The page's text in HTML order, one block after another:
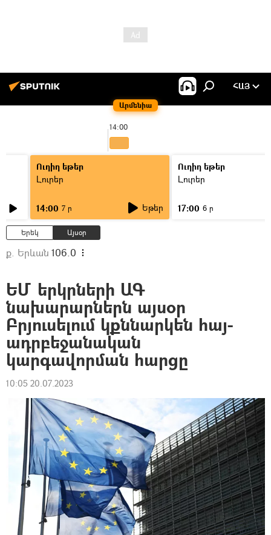
Արմենիա
ՀԱՅ
14:00
Ուղիղ եթեր
Լուրեր
14:00 7 ր Եթեր
Ուղիղ եթեր
Լուրեր
17:00 6 ր
Երեկ Այսօր
ք. Երևան 106.0
ԵՄ երկրների ԱԳ
նախարարներն այսօր
Բրյուսելում կքննարկեն հայ-
ադրբեջանական
կարգավորման հարցը
10:05 20.07.2023